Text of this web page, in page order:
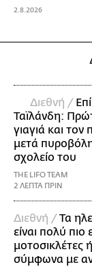
2.8.2026
Διεθνή /
Ταϊλάνδη:
γιαγιά και
μετά
σχολείο του
THE LIFO TEAM
2 ΛΕΠΤΑ ΠΡΙΝ
Διεθνή /Τα
είναι πολύ πιο
μοτοσικλέτες
σύμφωνα με